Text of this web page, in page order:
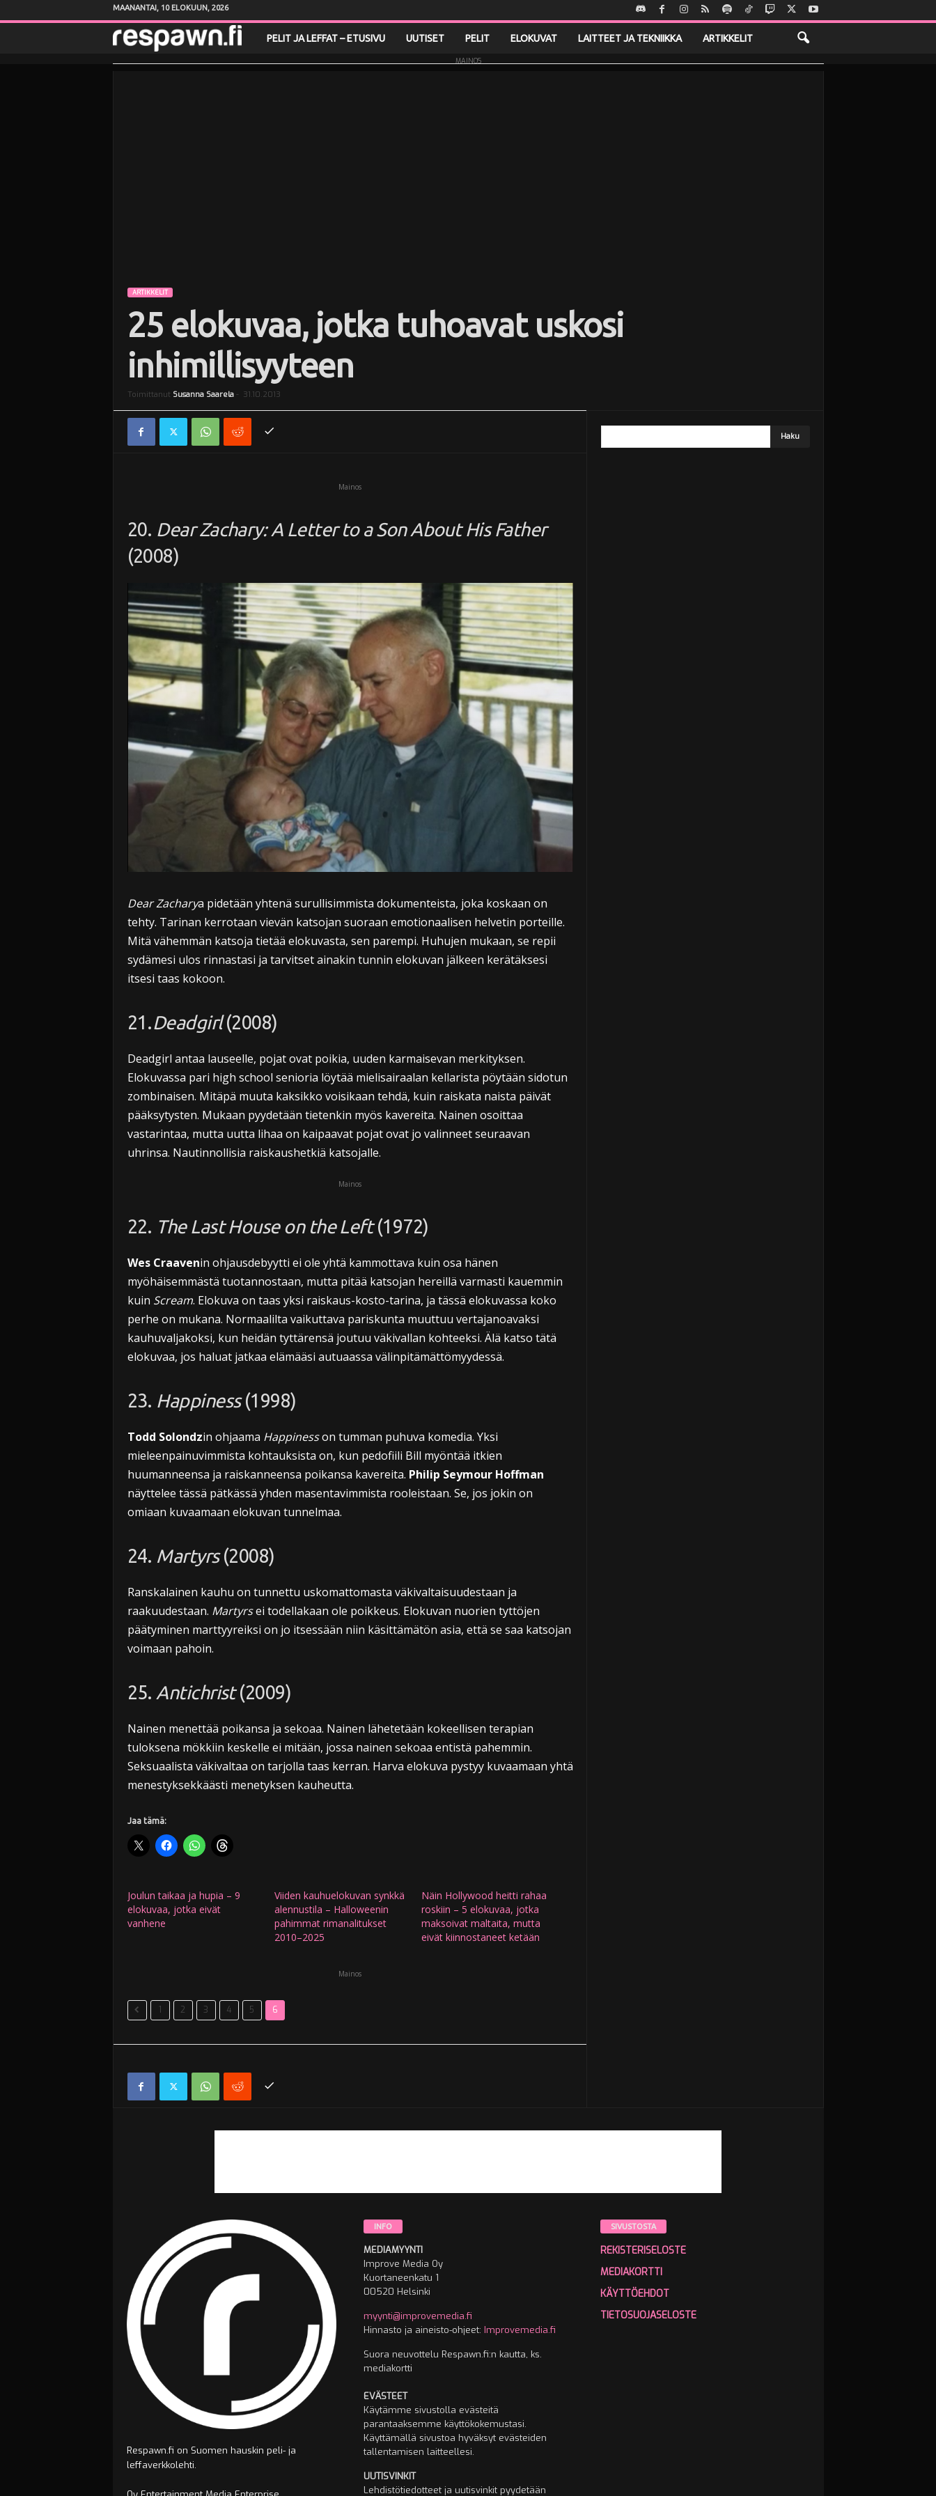
MAANANTAI, 10 ELOKUUN, 2026
e
PELIT JA LEFFAT – ETUSIVU UUTISET PELIT ELOKUVAT LAITTEET JA TEKNIIKKA ARTIKKELIT
MAINOS
ARTIKKELIT
25 elokuvaa, jotka tuhoavat uskosi
inhimillisyyteen
Toimittanut Susanna Saarela- 31.10.2013
Mainos
20. Dear Zachary: A Letter to a Son About His Father
(2008)
Dear Zacharya pidetään yhtenä surullisimmista dokumenteista, joka koskaan on
tehty. Tarinan kerrotaan vievän katsojan suoraan emotionaalisen helvetin porteille.
Mitä vähemmän katsoja tietää elokuvasta, sen parempi. Huhujen mukaan, se repii
sydämesi ulos rinnastasi ja tarvitset ainakin tunnin elokuvan jälkeen kerätäksesi
itsesi taas kokoon.
21.Deadgirl(2008)
Deadgirl antaa lauseelle, pojat ovat poikia, uuden karmaisevan merkityksen.
Elokuvassa pari high school senioria löytää mielisairaalan kellarista pöytään sidotun
zombinaisen. Mitäpä muuta kaksikko voisikaan tehdä, kuin raiskata naista päivät
pääksytysten. Mukaan pyydetään tietenkin myös kavereita. Nainen osoittaa
vastarintaa, mutta uutta lihaa on kaipaavat pojat ovat jo valinneet seuraavan
uhrinsa. Nautinnollisia raiskaushetkiä katsojalle.
Mainos
22. The Last House on the Left(1972)
Wes Craavenin ohjausdebyytti ei ole yhtä kammottava kuin osa hänen
myöhäisemmästä tuotannostaan, mutta pitää katsojan hereillä varmasti kauemmin
kuin Scream. Elokuva on taas yksi raiskaus-kosto-tarina, ja tässä elokuvassa koko
perhe on mukana. Normaalilta vaikuttava pariskunta muuttuu vertajanoavaksi
kauhuvaljakoksi, kun heidän tyttärensä joutuu väkivallan kohteeksi. Älä katso tätä
elokuvaa, jos haluat jatkaa elämääsi autuaassa välinpitämättömyydessä.
23. Happiness(1998)
Todd Solondzin ohjaama Happinesson tumman puhuva komedia. Yksi
mieleenpainuvimmista kohtauksista on, kun pedofiili Bill myöntää itkien
huumanneensa ja raiskanneensa poikansa kavereita. Philip Seymour Hoffman
näyttelee tässä pätkässä yhden masentavimmista rooleistaan. Se, jos jokin on
omiaan kuvaamaan elokuvan tunnelmaa.
24. Martyrs(2008)
Ranskalainen kauhu on tunnettu uskomattomasta väkivaltaisuudestaan ja
raakuudestaan. Martyrsei todellakaan ole poikkeus. Elokuvan nuorien tyttöjen
päätyminen marttyyreiksi on jo itsessään niin käsittämätön asia, että se saa katsojan
voimaan pahoin.
25. Antichrist(2009)
Nainen menettää poikansa ja sekoaa. Nainen lähetetään kokeellisen terapian
tuloksena mökkiin keskelle ei mitään, jossa nainen sekoaa entistä pahemmin.
Seksuaalista väkivaltaa on tarjolla taas kerran. Harva elokuva pystyy kuvaamaan yhtä
menestyksekkäästi menetyksen kauheutta.
Jaa tämä:
Joulun taikaa ja hupia – 9
elokuvaa, jotka eivät
vanhene
Viiden kauhuelokuvan synkkä
alennustila – Halloweenin
pahimmat rimanalitukset
2010–2025
Näin Hollywood heitti rahaa
roskiin – 5 elokuvaa, jotka
maksoivat maltaita, mutta
eivät kiinnostaneet ketään
Mainos
1 2 3 4 5 6
Respawn.fi on Suomen hauskin peli- ja
leffaverkkolehti.
INFO
MEDIAMYYNTI
Improve Media Oy
Kuortaneenkatu 1
00520 Helsinki
myynti@improvemedia.fi
Hinnasto ja aineisto-ohjeet: Improvemedia.fi
Suora neuvottelu Respawn.fi:n kautta, ks.
mediakortti
EVÄSTEET
Käytämme sivustolla evästeitä
parantaaksemme käyttökokemustasi.
Käyttämällä sivustoa hyväksyt evästeiden
tallentamisen laitteellesi.
UUTISVINKIT
Lehdistötiedotteet ja uutisvinkit pyydetään
SIVUSTOSTA
REKISTERISELOSTE
MEDIAKORTTI
KÄYTTÖEHDOT
TIETOSUOJASELOSTE